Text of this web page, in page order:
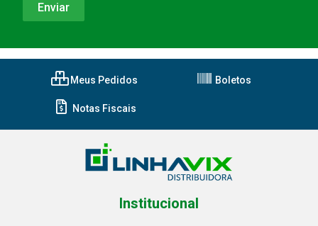
Meus Pedidos Boletos
Notas Fiscais
Institucional